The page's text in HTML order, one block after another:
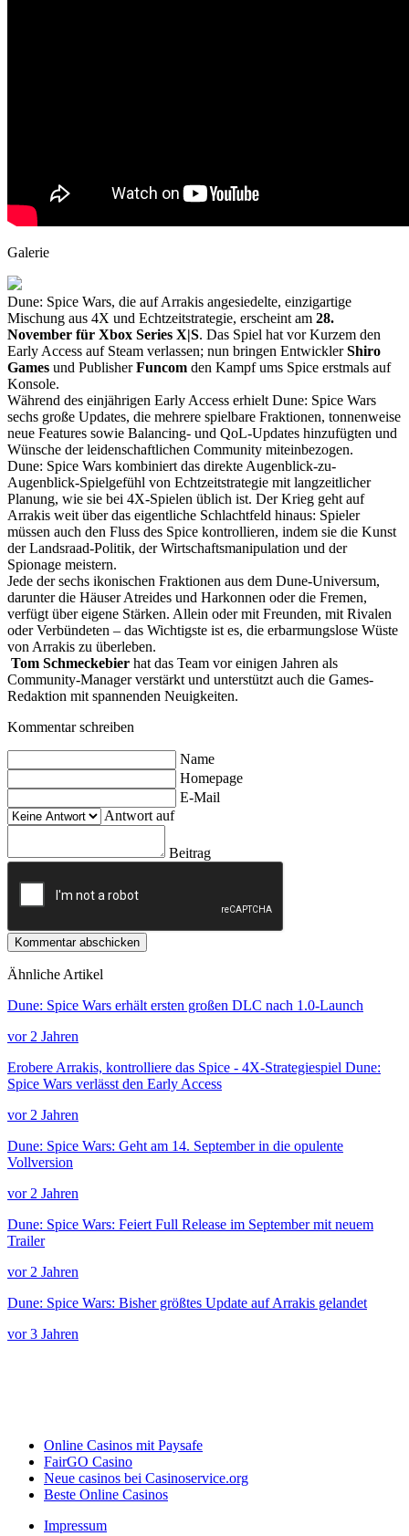
Galerie
Dune: Spice Wars, die auf Arrakis angesiedelte, einzigartige
Mischung aus 4X und Echtzeitstrategie, erscheint am 28.
November für Xbox Series X|S. Das Spiel hat vor Kurzem den
Early Access auf Steam verlassen; nun bringen EntwicklerShiro
Games und PublisherFuncom den Kampf ums Spice erstmals auf
Konsole.
Während des einjährigen Early Access erhielt Dune: Spice Wars
sechs große Updates, die mehrere spielbare Fraktionen, tonnenweise
neue Features sowie Balancing- und QoL-Updates hinzufügten und
Wünsche der leidenschaftlichen Community miteinbezogen.
Dune: Spice Wars kombiniert das direkte Augenblick-zu-
Augenblick-Spielgefühl von Echtzeitstrategie mit langzeitlicher
Planung, wie sie bei 4X-Spielen üblich ist. Der Krieg geht auf
Arrakis weit über das eigentliche Schlachtfeld hinaus: Spieler
müssen auch den Fluss des Spice kontrollieren, indem sie die Kunst
der Landsraad-Politik, der Wirtschaftsmanipulation und der
Spionage meistern.
Jede der sechs ikonischen Fraktionen aus dem Dune-Universum,
darunter die Häuser Atreides und Harkonnen oder die Fremen,
verfügt über eigene Stärken. Allein oder mit Freunden, mit Rivalen
oder Verbündeten – das Wichtigste ist es, die erbarmungslose Wüste
von Arrakis zu überleben.
Tom Schmeckebier hat das Team vor einigen Jahren als
Community-Manager verstärkt und unterstützt auch die Games-
Redaktion mit spannenden Neuigkeiten.
Kommentar schreiben
Name
Homepage
E-Mail
Antwort auf
Beitrag
Kommentar abschicken
Ähnliche Artikel
Dune: Spice Wars erhält ersten großen DLC nach 1.0-Launch
vor 2 Jahren
Erobere Arrakis, kontrolliere das Spice - 4X-Strategiespiel Dune:
Spice Wars verlässt den Early Access
vor 2 Jahren
Dune: Spice Wars: Geht am 14. September in die opulente
Vollversion
vor 2 Jahren
Dune: Spice Wars: Feiert Full Release im September mit neuem
Trailer
vor 2 Jahren
Dune: Spice Wars: Bisher größtes Update auf Arrakis gelandet
vor 3 Jahren
Online Casinos mit Paysafe
FairGO Casino
Neue casinos bei Casinoservice.org
Beste Online Casinos
Impressum